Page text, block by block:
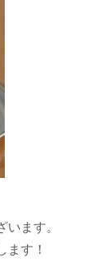
ます。
ます！